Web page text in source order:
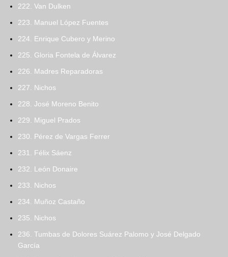
222. Van Dulken
223. Manuel López Fuentes
224. Enrique Cubero y Merino
225. Gloria Fontela de Álvarez
226. Madres Reparadoras
227. Nichos
228. José Moreno Benito
229. Miguel Prados
230. Pérez de Vargas Ferrer
231. Félix Sáenz
232. León Donaire
233. Nichos
234. Muñoz Castaño
235. Nichos
236. Tumbas de Dolores Suárez Palomo y José Delgado
García